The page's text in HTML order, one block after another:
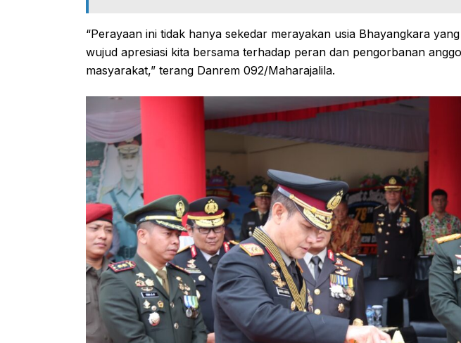
“Perayaan ini tidak hanya sekedar merayakan usia Bhayangkara
wujud apresiasi kita bersama terhadap peran dan pengorbanan
masyarakat,” terang Danrem 092/Maharajalila.